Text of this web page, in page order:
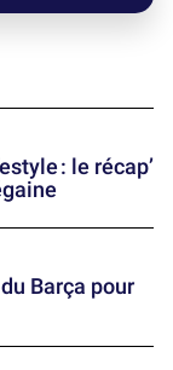
: le récap’
Barça pour